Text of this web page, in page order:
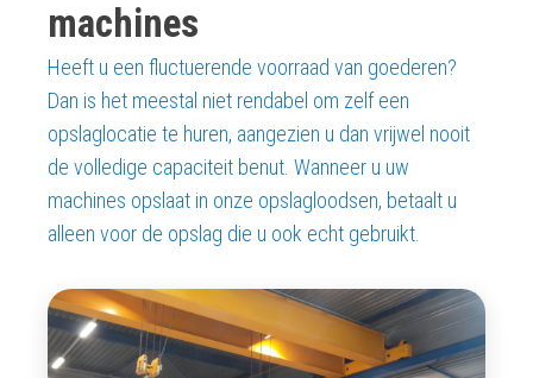
machines
Heeft u een fluctuerende voorraad van goederen?
Dan is het meestal niet rendabel om zelf een
opslaglocatie te huren, aangezien u dan vrijwel nooit
de volledige capaciteit benut. Wanneer u uw
machines opslaat in onze opslagloodsen, betaalt u
alleen voor de opslag die u ook echt gebruikt.